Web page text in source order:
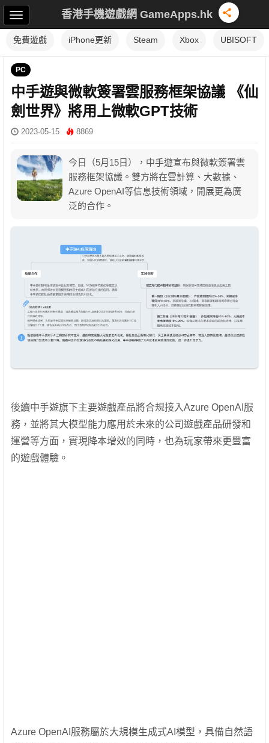
香港手機遊戲網 GameApps.hk
免費遊戲 iPhone更新 Steam Xbox UBISOFT
PC
中手遊與微軟簽署雲服務框架協議 《仙
劍世界》將用上微軟GPT技術
2023-05-15 8869
今日（5月15日），中手遊宣布與微軟簽署雲
服務框架協議。雙方將在雲計算、大數據、
Azure OpenAI等信息技術領域，開展更為廣
泛的合作。
後續中手遊旗下主要遊戲產品將合規接入Azure OpenAI服
務，並將其大模型能力應用於未來的公司遊戲產品研發和
運營等方面，實現降本增效的同時，也為玩家帶來更豐富
的遊戲體驗。
Azure OpenAI服務屬於大規模生成式AI模型，具備自然語